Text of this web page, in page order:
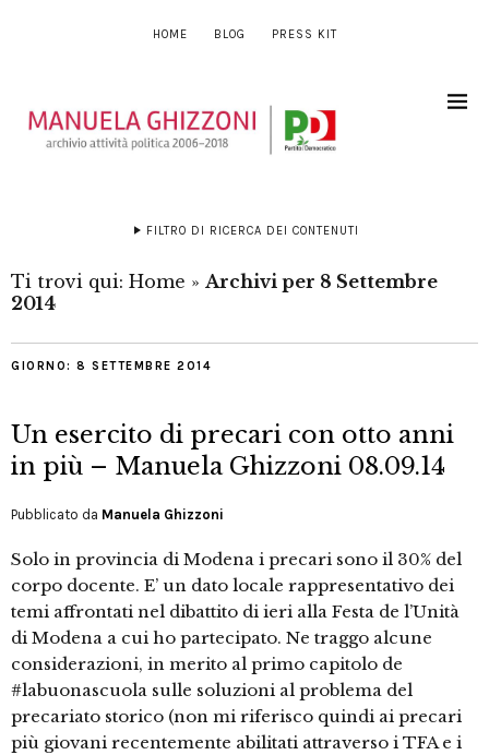
HOME BLOG PRESS KIT
FILTRO DI RICERCA DEI CONTENUTI
Ti trovi qui: Home » Archivi per 8 Settembre
2014
GIORNO: 8 SETTEMBRE 2014
Un esercito di precari con otto anni
in più – Manuela Ghizzoni 08.09.14
Pubblicato da Manuela Ghizzoni
Solo in provincia di Modena i precari sono il 30% del
corpo docente. E’ un dato locale rappresentativo dei
temi affrontati nel dibattito di ieri alla Festa de l’Unità
di Modena a cui ho partecipato. Ne traggo alcune
considerazioni, in merito al primo capitolo de
#labuonascuola sulle soluzioni al problema del
precariato storico (non mi riferisco quindi ai precari
più giovani recentemente abilitati attraverso i TFA e i